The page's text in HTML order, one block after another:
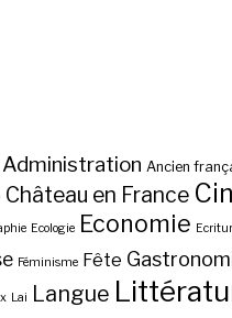
Administration Ancien
Château en France
Ecologie Economie
Féminisme Fête
Lai Langue